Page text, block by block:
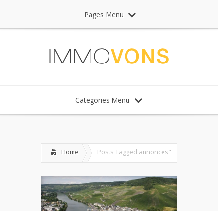
Pages Menu
Categories Menu
Home Posts Tagged annonces"